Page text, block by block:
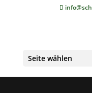
Seite wählen